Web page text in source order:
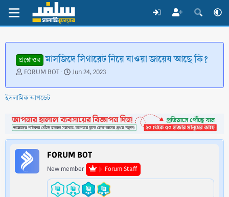
প্রশ্নোত্তর মাসজিদে সিগারেট নিয়ে যাওয়া জায়েয আছে কি?
T
r
e
d
s
t
a
r
t
FORUM BOT
S
a
d
a
t
e
Jun 24, 2023
ইসলামিক আপডেট
FORUM BOT
New member Forum Staff